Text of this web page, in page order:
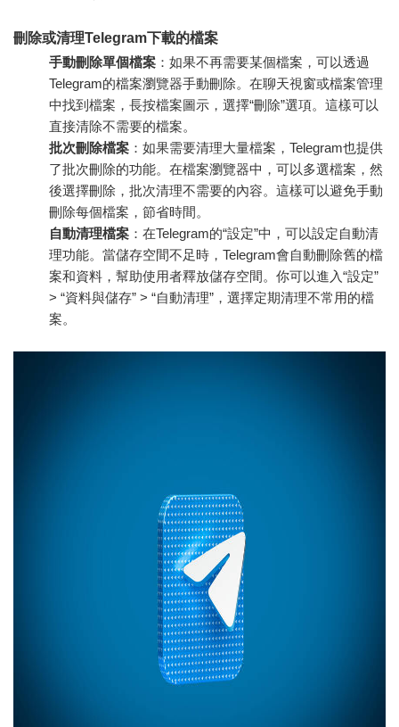
刪除或清理Telegram下載的檔案
手動刪除單個檔案 ：如果不再需要某個檔案，可以透過
Telegram的檔案瀏覽器手動刪除。在聊天視窗或檔案管理
中找到檔案，長按檔案圖示，選擇“刪除”選項。這樣可以
直接清除不需要的檔案。
批次刪除檔案 ：如果需要清理大量檔案，Telegram也提供
了批次刪除的功能。在檔案瀏覽器中，可以多選檔案，然
後選擇刪除，批次清理不需要的內容。這樣可以避免手動
刪除每個檔案，節省時間。
自動清理檔案 ：在Telegram的“設定”中，可以設定自動清
理功能。當儲存空間不足時，Telegram會自動刪除舊的檔
案和資料，幫助使用者釋放儲存空間。你可以進入“設定”
> “資料與儲存” > “自動清理”，選擇定期清理不常用的檔
案。